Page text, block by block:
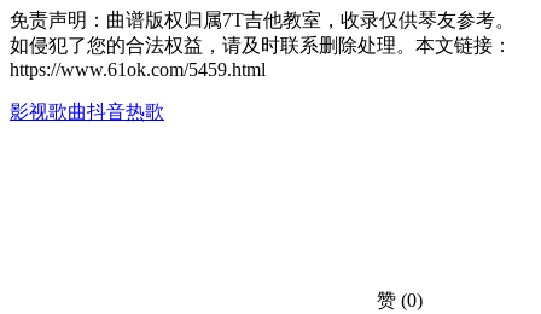
免责声明：曲谱版权归属7T吉他教室，收录仅供琴友参考。
如侵犯了您的合法权益，请及时联系删除处理。本文链接：
https://www.61ok.com/5459.html
影视歌曲抖音热歌
赞 (0)